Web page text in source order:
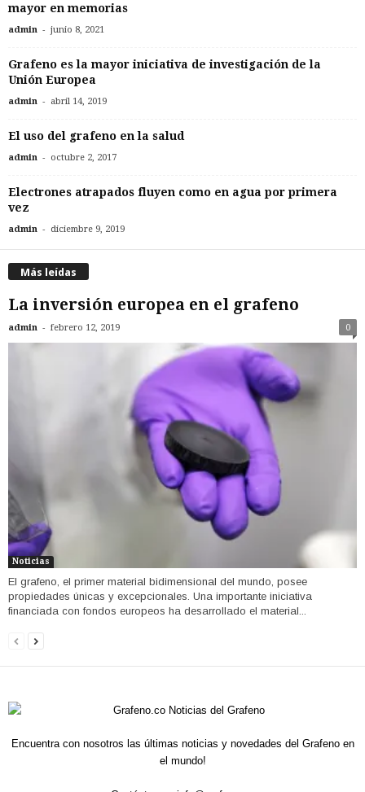
mayor en memorias
admin - junio 8, 2021
Grafeno es la mayor iniciativa de investigación de la
Unión Europea
admin - abril 14, 2019
El uso del grafeno en la salud
admin - octubre 2, 2017
Electrones atrapados fluyen como en agua por primera
vez
admin - diciembre 9, 2019
Más leídas
La inversión europea en el grafeno
admin - febrero 12, 2019 0
Noticias
El grafeno, el primer material bidimensional del mundo, posee
propiedades únicas y excepcionales. Una importante iniciativa
financiada con fondos europeos ha desarrollado el material...
Encuentra con nosotros las últimas noticias y novedades del Grafeno en
el mundo!